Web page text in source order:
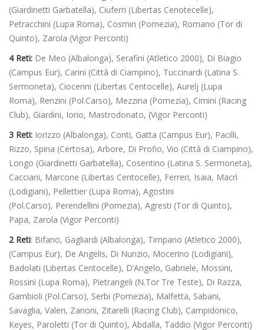
(Giardinetti Garbatella), Ciuferri (Libertas Cenotecelle),
Petracchini (Lupa Roma), Cosmin (Pomezia), Romano (Tor di
Quinto), Zarola (Vigor Perconti)
4 Reti: De Meo (Albalonga), Serafini (Atletico 2000), Di Biagio
(Campus Eur), Carini (Città di Ciampino), Tuccinardi (Latina S.
Sermoneta), Ciocerini (Libertas Centocelle), Aurelj (Lupa
Roma), Renzini (Pol.Carso), Mezzina (Pomezia), Cimini (Racing
Club), Giardini, Iorio, Mastrodonato, (Vigor Perconti)
3 Reti: Iorizzo (Albalonga), Conti, Gatta (Campus Eur), Pacilli,
Rizzo, Spina (Certosa), Arbore, Di Profio, Vio (Città di Ciampino),
Longo (Giardinetti Garbatella), Cosentino (Latina S. Sermoneta),
Cacciani, Marcone (Libertas Centocelle), Ferreri, Isaia, Macrì
(Lodigiani), Pellettier (Lupa Roma), Agostini
(Pol.Carso), Perendellini (Pomezia), Agresti (Tor di Quinto),
Papa, Zarola (Vigor Perconti)
2 Reti: Bifano, Gagliardi (Albalonga), Timpano (Atletico 2000),
(Campus Eur), De Angelis, Di Nunzio, Mocerino (Lodigiani),
Badolati (Libertas Centocelle), D’Angelo, Gabriele, Mossini,
Rossini (Lupa Roma), Pietrangeli (N.Tor Tre Teste), Di Razza,
Gambioli (Pol.Carso), Serbi (Pomezia), Malfetta, Sabani,
Savaglia, Valeri, Zanoni, Zitarelli (Racing Club), Campidonico,
Keyes, Paroletti (Tor di Quinto), Abdalla, Taddio (Vigor Perconti)